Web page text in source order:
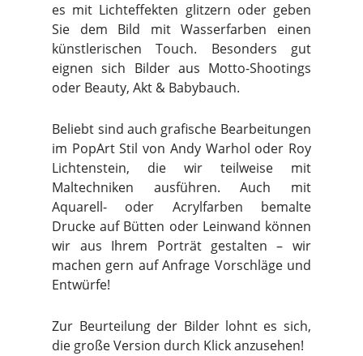
es mit Lichteffekten glitzern oder geben
Sie dem Bild mit Wasserfarben einen
künstlerischen Touch. Besonders gut
eignen sich Bilder aus Motto-Shootings
oder Beauty, Akt & Babybauch.
Beliebt sind auch grafische Bearbeitungen
im PopArt Stil von Andy Warhol oder Roy
Lichtenstein, die wir teilweise mit
Maltechniken ausführen. Auch mit
Aquarell- oder Acrylfarben bemalte
Drucke auf Bütten oder Leinwand können
wir aus Ihrem Porträt gestalten – wir
machen gern auf Anfrage Vorschläge und
Entwürfe!
Zur Beurteilung der Bilder lohnt es sich,
die große Version durch Klick anzusehen!